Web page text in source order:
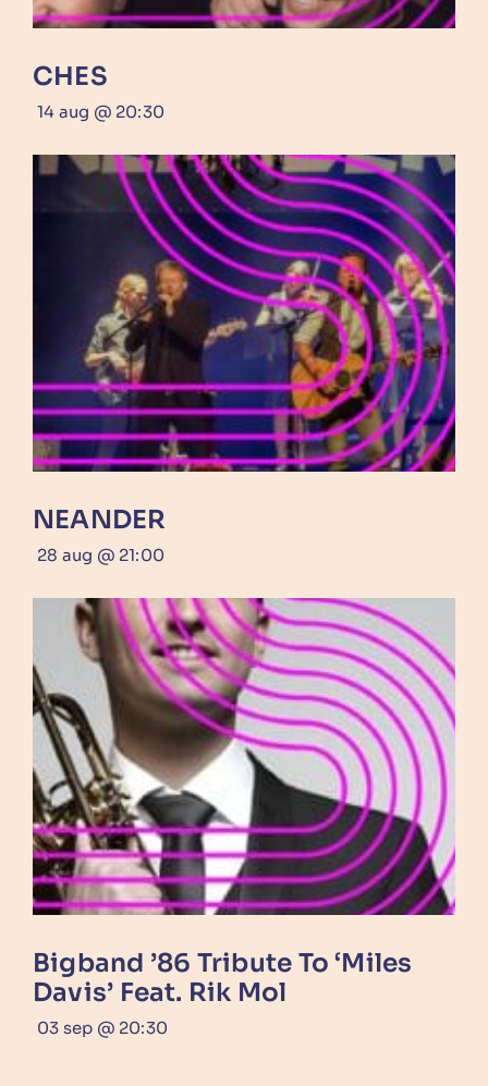
CHES
14 aug @ 20:30
NEANDER
28 aug @ 21:00
Bigband ’86 Tribute To ‘Miles
Davis’ Feat. Rik Mol
03 sep @ 20:30